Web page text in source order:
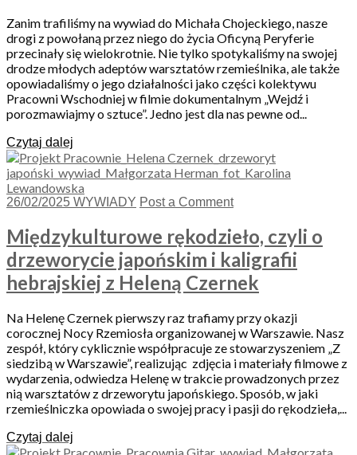
Zanim trafiliśmy na wywiad do Michała Chojeckiego, nasze
drogi z powołaną przez niego do życia Oficyną Peryferie
przecinały się wielokrotnie. Nie tylko spotykaliśmy na swojej
drodze młodych adeptów warsztatów rzemieślnika, ale także
opowiadaliśmy o jego działalności jako części kolektywu
Pracowni Wschodniej w filmie dokumentalnym „Wejdź i
porozmawiajmy o sztuce”. Jedno jest dla nas pewne od...
Czytaj dalej
26/02/2025 WYWIADY Post a Comment
Międzykulturowe rękodzieło, czyli o
drzeworycie japońskim i kaligrafii
hebrajskiej z Heleną Czernek
Na Helenę Czernek pierwszy raz trafiamy przy okazji
corocznej Nocy Rzemiosła organizowanej w Warszawie. Nasz
zespół, który cyklicznie współpracuje ze stowarzyszeniem „Z
siedzibą w Warszawie”, realizując zdjęcia i materiały filmowe z
wydarzenia, odwiedza Helenę w trakcie prowadzonych przez
nią warsztatów z drzeworytu japońskiego. Sposób, w jaki
rzemieślniczka opowiada o swojej pracy i pasji do rękodzieła,...
Czytaj dalej